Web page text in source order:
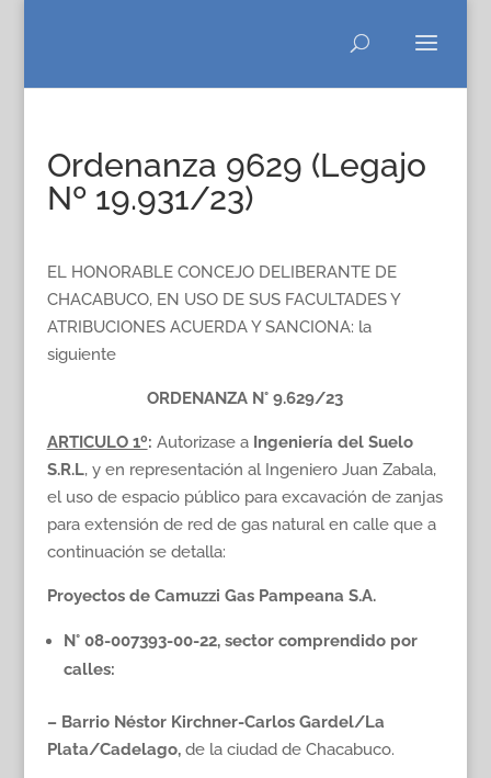
Ordenanza 9629 (Legajo
Nº 19.931/23)
EL HONORABLE CONCEJO DELIBERANTE DE
CHACABUCO, EN USO DE SUS FACULTADES Y
ATRIBUCIONES ACUERDA Y SANCIONA: la
siguiente
ORDENANZA N° 9.629/23
ARTICULO 1º: Autorizase a Ingeniería del Suelo
S.R.L, y en representación al Ingeniero Juan Zabala,
el uso de espacio público para excavación de zanjas
para extensión de red de gas natural en calle que a
continuación se detalla:
Proyectos de Camuzzi Gas Pampeana S.A.
N° 08-007393-00-22, sector comprendido por
calles:
– Barrio Néstor Kirchner-Carlos Gardel/La
Plata/Cadelago, de la ciudad de Chacabuco.